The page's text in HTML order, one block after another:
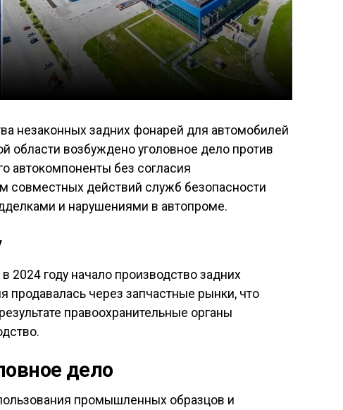
незаконных задних фонарей для автомобилей
области возбуждено уголовное дело против
автокомпоненты без согласия
совместных действий служб безопасности
и нарушениями в автопроме.
году начало производство задних
через запчастные рынки, что
правоохранительные органы
дело
промышленных образцов и